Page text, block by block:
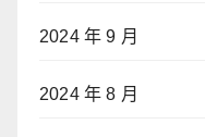
2024 年 9 月
2024 年 8 月